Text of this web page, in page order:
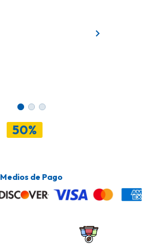
50%
Medios de Pago